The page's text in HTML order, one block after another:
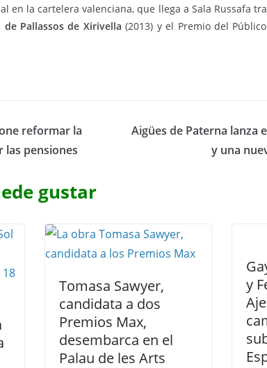
en la cartelera valenciana, que llega a Sala Russafa
Pallassos de Xirivella (2013) y el Premio del
reformar la
las pensiones
Aigües de Paterna lanza
y una
gustar
Tomasa Sawyer,
candidata a dos
Premios Max,
desembarca en el
Palau de les Arts
y